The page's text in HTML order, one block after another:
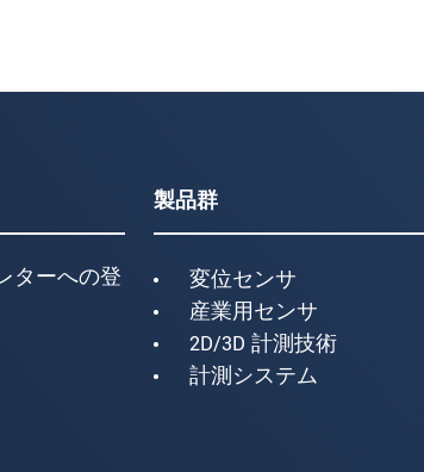
ターへの登
製品群
変位センサ
産業用センサ
2D/3D 計測技術
計測システム